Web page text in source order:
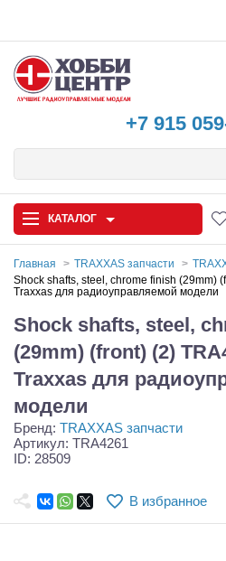
+7 915
КАТАЛОГ
Автомодели
Запчасти и аксессуары
Игрушки
Самолеты
Квадрокоптеры
Конструкторы
Главная TRAXXAS запчасти
Shock shafts, steel, chrome finish (29mm)
Traxxas для радиоуправляемой модели
Shock shafts, steel,
(29mm) (front) (2)
Traxxas для
модели
Бренд: TRAXXAS запчасти
Артикул: TRA4261
ID: 28509
В избранное